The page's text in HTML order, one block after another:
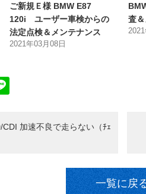
ご新規Ｅ様 BMW E87
120i ユーザー車検からの
法定点検＆メンテナンス
2021年03月08日
査
CDI 加速不良で走らない（ﾁｪ
一覧に戻